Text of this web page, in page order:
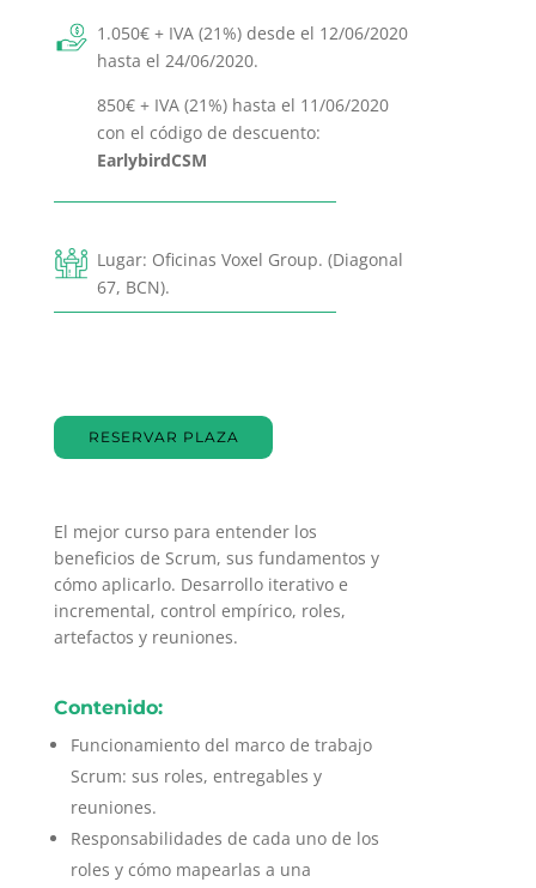
1.050€ + IVA (21%) desde el 12/06/2020
hasta el 24/06/2020.
850€ + IVA (21%) hasta el 11/06/2020
con el código de descuento:
EarlybirdCSM
Lugar: Oficinas Voxel Group. (Diagonal
67, BCN).
RESERVAR PLAZA
El mejor curso para entender los
beneficios de Scrum, sus fundamentos y
cómo aplicarlo. Desarrollo iterativo e
incremental, control empírico, roles,
artefactos y reuniones.
Contenido:
Funcionamiento del marco de trabajo
Scrum: sus roles, entregables y
reuniones.
Responsabilidades de cada uno de los
roles y cómo mapearlas a una